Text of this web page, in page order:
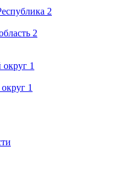
2
2
округ 1
1